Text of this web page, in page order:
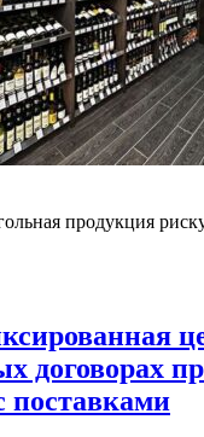
продукция
договорах
поставками